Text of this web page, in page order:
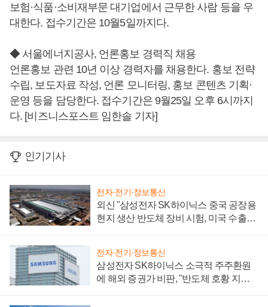
보험·식품·소비재부문 대기업에서 근무한 사람 등을 우
대한다. 접수기간은 10월5일까지다.
◆ 서울에너지공사, 언론홍보 경력직 채용
언론홍보 관련 10년 이상 경력자를 채용한다. 홍보 전략
수립, 보도자료 작성, 언론 모니터링, 홍보 콘텐츠 기획·
운영 등을 담당한다. 접수기간은 9월25일 오후 6시까지
다. [비즈니스포스트 임한솔 기자]
인기기사
전자·전기·정보통신
외신 "삼성전자 SK하이닉스 중국 공장용
현지 생산 반도체 장비 시험, 미국 수출통
전자·전기·정보통신
삼성전자 SK하이닉스 소극적 주주환원
에 해외 증권가 비판, "반도체 호황 지속